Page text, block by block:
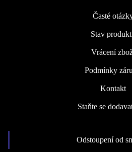
Časté
Stav
Vrácení
Podmínky
Kontakt
Staňte se
Odstoupení od